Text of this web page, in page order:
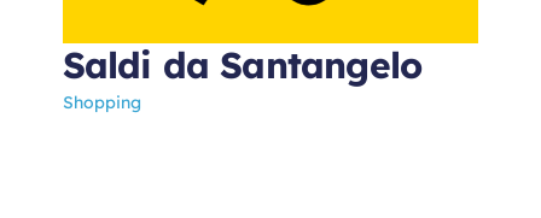
Saldi da Santangelo
Shopping